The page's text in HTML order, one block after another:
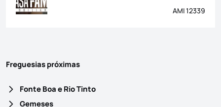
AMI 12339
Freguesias próximas
Fonte Boa e Rio Tinto
Gemeses